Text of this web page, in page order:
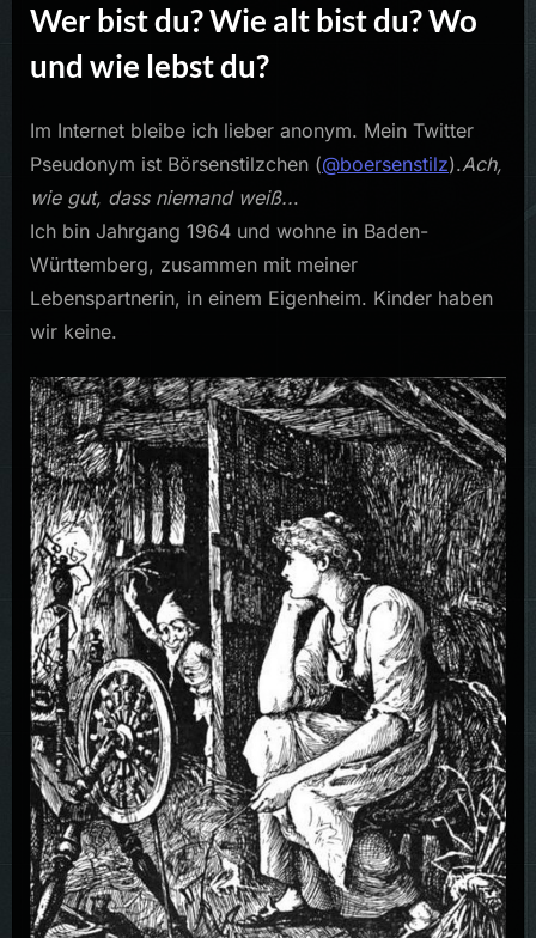
Wer bist du? Wie alt bist du? Wo
und wie lebst du?
Im Internet bleibe ich lieber anonym. Mein Twitter
Pseudonym ist Börsenstilzchen (@boersenstilz).Ach,
wie gut, dass niemand weiß...
Ich bin Jahrgang 1964 und wohne in Baden-
Württemberg, zusammen mit meiner
Lebenspartnerin, in einem Eigenheim. Kinder haben
wir keine.